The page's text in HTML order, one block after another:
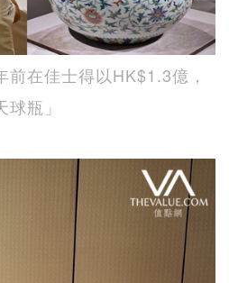
在佳士得以HK$1.3億，
瓶」